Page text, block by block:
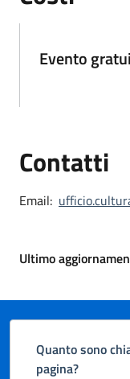
Evento
Contatti
Email:
Ultimo
Quanto sono
pagina?